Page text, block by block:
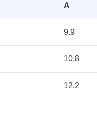
A
9.9
10.8
12.2